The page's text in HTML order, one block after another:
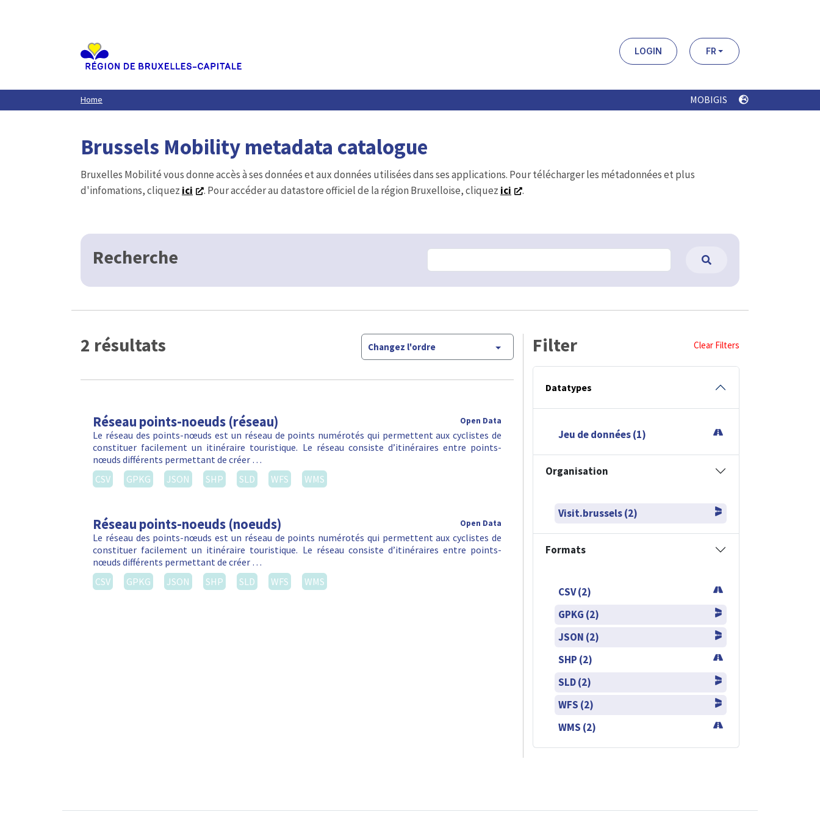
LOGIN FR
Home MOBIGIS
Brussels Mobility metadata catalogue
Bruxelles Mobilité vous donne accès à ses données et aux données utilisées dans ses applications. Pour télécharger les métadonnées et plus
d'infomations, cliquez ici . Pour accéder au datastore officiel de la région Bruxelloise, cliquez ici .
Recherche
2 résultats Changez l'ordre
Réseau points-noeuds (réseau) Open Data
Le réseau des points-nœuds est un réseau de points numérotés qui permettent aux cyclistes de
constituer facilement un itinéraire touristique. Le réseau consiste d’itinéraires entre points-
nœuds différents permettant de créer …
CSV
GPKG JSON SHP SLD WFS WMS
Réseau points-noeuds (noeuds) Open Data
Le réseau des points-nœuds est un réseau de points numérotés qui permettent aux cyclistes de
constituer facilement un itinéraire touristique. Le réseau consiste d’itinéraires entre points-
nœuds différents permettant de créer …
CSV
GPKG JSON SHP SLD WFS WMS
Filter Clear Filters
Datatypes
Jeu de données (1)
Organisation
Visit.brussels (2)
Formats
CSV (2)
GPKG (2)
JSON (2)
SHP (2)
SLD (2)
WFS (2)
WMS (2)